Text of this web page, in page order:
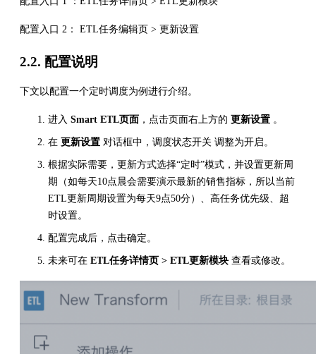
配置入口 2： ETL任务编辑页 > 更新设置
2.2. 配置说明
下文以配置一个定时调度为例进行介绍。
进入 Smart ETL页面 ，点击页面右上方的 更新设置 。
在 更新设置 对话框中，调度状态开关 调整为开启。
根据实际需要，更新方式选择“定时”模式，并设置更新周
期（如每天10点晨会需要演示最新的销售指标，所以当前
ETL更新周期设置为每天9点50分）、高任务优先级、超
时设置。
配置完成后，点击确定。
未来可在 ETL任务详情页 > ETL更新模块 查看或修改。